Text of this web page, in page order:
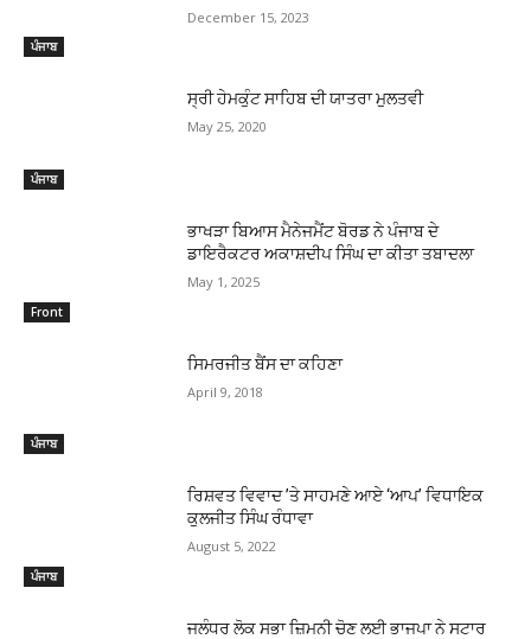
ਪੰਜਾਬ
December 15, 2023
ਪੰਜਾਬ
ਸ੍ਰੀ ਹੇਮਕੁੰਟ ਸਾਹਿਬ ਦੀ ਯਾਤਰਾ ਮੁਲਤਵੀ
May 25, 2020
Front
ਭਾਖੜਾ ਬਿਆਸ ਮੈਨੇਜਮੈਂਟ ਬੋਰਡ ਨੇ ਪੰਜਾਬ ਦੇ
ਡਾਇਰੈਕਟਰ ਅਕਾਸ਼ਦੀਪ ਸਿੰਘ ਦਾ ਕੀਤਾ ਤਬਾਦਲਾ
May 1, 2025
ਪੰਜਾਬ
ਸਿਮਰਜੀਤ ਬੈਂਸ ਦਾ ਕਹਿਣਾ
April 9, 2018
ਪੰਜਾਬ
ਰਿਸ਼ਵਤ ਵਿਵਾਦ ’ਤੇ ਸਾਹਮਣੇ ਆਏ ‘ਆਪ’ ਵਿਧਾਇਕ
ਕੁਲਜੀਤ ਸਿੰਘ ਰੰਧਾਵਾ
August 5, 2022
ਜਲੰਧਰ ਲੋਕ ਸਭਾ ਜ਼ਿਮਨੀ ਚੋਣ ਲਈ ਭਾਜਪਾ ਨੇ ਸਟਾਰ